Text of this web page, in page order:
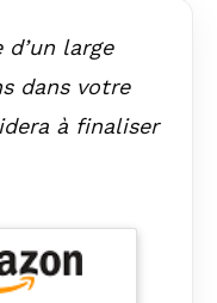
d’un large
dans votre
à finaliser